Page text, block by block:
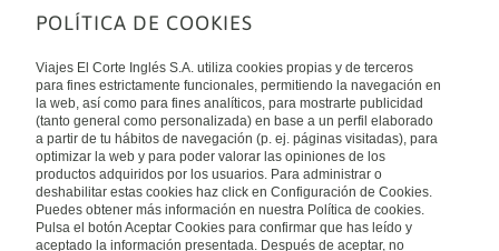
Sobre nosotros
Quiénes somos
Financiación
Sostenibilidad
Turismo accesible
Tarjeta El Corte Inglés
Trabaja con nosotros
El Corte Inglés
Canal Ético
Enlaces de interés
Guías de viaje
Catálogos
Auto check-in
Condiciones Generales
Política de privacidad
Política de cookies
Accesibilidad
Empresas/ Grupos
Internacional
España
POLÍTICA DE COOKIES
Viajes El Corte Inglés S.A. utiliza cookies propias y de terceros
para fines estrictamente funcionales, permitiendo la navegación en
la web, así como para fines analíticos, para mostrarte publicidad
(tanto general como personalizada) en base a un perfil elaborado
a partir de tu hábitos de navegación (p. ej. páginas visitadas), para
optimizar la web y para poder valorar las opiniones de los
productos adquiridos por los usuarios. Para administrar o
deshabilitar estas cookies haz click en Configuración de Cookies.
Puedes obtener más información en nuestra Política de cookies.
Pulsa el botón Aceptar Cookies para confirmar que has leído y
aceptado la información presentada. Después de aceptar, no